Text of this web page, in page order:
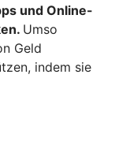
und Online-
Umso
Geld
indem sie